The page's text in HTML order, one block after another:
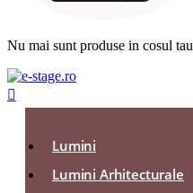
Nu mai sunt produse in cosul tau

Lumini
Lumini Arhitecturale